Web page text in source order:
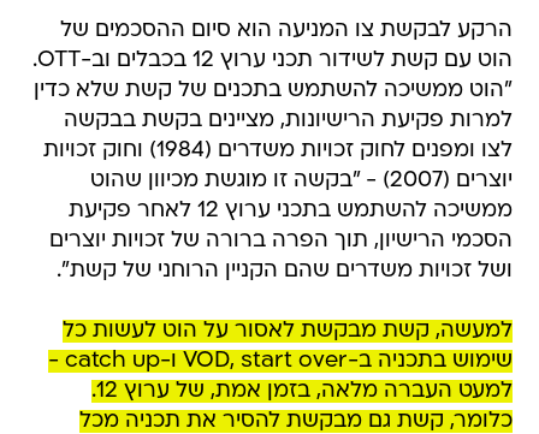
הרקע לבקשת צו המניעה הוא סיום ההסכמים של
הוט עם קשת לשידור תכני ערוץ 12 בכבלים וב-OTT.
"הוט ממשיכה להשתמש בתכנים של קשת שלא כדין
למרות פקיעת הרישיונות, מציינים בקשת בבקשה
לצו ומפנים לחוק זכויות משדרים (1984) וחוק זכויות
יוצרים (2007) - "בקשה זו מוגשת מכיוון שהוט
ממשיכה להשתמש בתכני ערוץ 12 לאחר פקיעת
הסכמי הרישיון, תוך הפרה ברורה של זכויות יוצרים
ושל זכויות משדרים שהם הקניין הרוחני של קשת".
למעשה, קשת מבקשת לאסור על הוט לעשות כל
שימוש בתכניה ב-VOD, start over ו-catch up -
למעט העברה מלאה, בזמן אמת, של ערוץ 12.
כלומר, קשת גם מבקשת להסיר את תכניה מכל